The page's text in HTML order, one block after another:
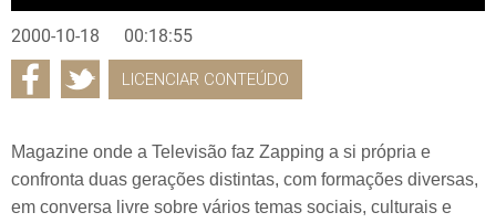
2000-10-18 00:18:55
LICENCIAR CONTEÚDO
Magazine onde a Televisão faz Zapping a si própria e
confronta duas gerações distintas, com formações diversas,
em conversa livre sobre vários temas sociais, culturais e